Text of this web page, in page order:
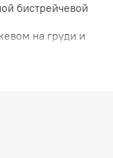
бистрейчевой
на груди и